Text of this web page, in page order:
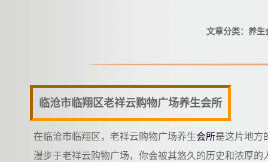
文章分类：养生
临沧市临翔区老祥云购物广场养生会所
在临沧市临翔区，老祥云购物广场养生会所是这片地方
漫步于老祥云购物广场，你会被其悠久的历史和浓厚